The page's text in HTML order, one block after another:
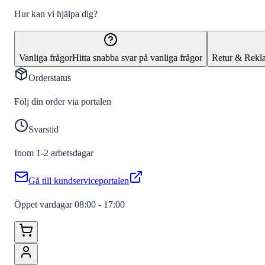
Hur kan vi hjälpa dig?
Vanliga frågorHitta snabba svar på vanliga frågor
Retur &
Orderstatus
Följ din order via portalen
Svarstid
Inom 1-2 arbetsdagar
Gå till kundserviceportalen
Öppet vardagar 08:00 - 17:00